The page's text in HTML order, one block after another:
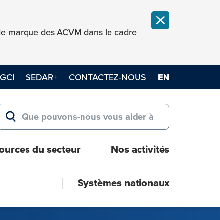
marque des ACVM dans le cadre FERMER LA
GCI SEDAR+ CONTACTEZ-NOUS EN
for:
RECHERCHER
du secteur Nos activités
Systèmes nationaux